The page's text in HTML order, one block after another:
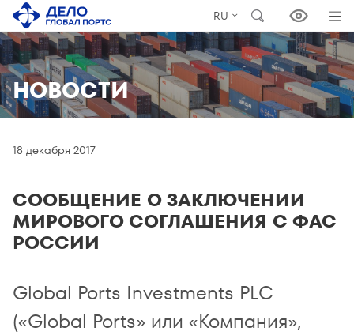
RU
НОВОСТИ
18 декабря 2017
СООБЩЕНИЕ О ЗАКЛЮЧЕНИИ
МИРОВОГО СОГЛАШЕНИЯ С ФАС
РОССИИ
Global Ports Investments PLC
(«Global Ports» или «Компания»,